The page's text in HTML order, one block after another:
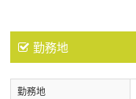
勤務地
勤務地